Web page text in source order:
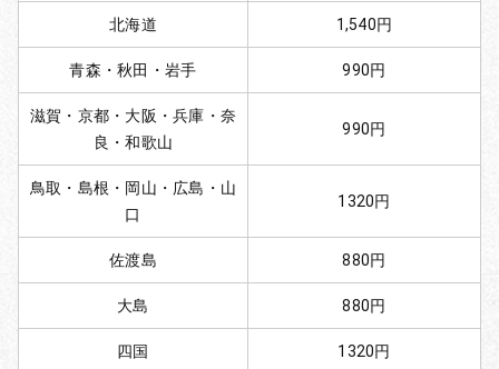
北海道 1,540円
青森・秋田・岩手 990円
滋賀・京都・大阪・兵庫・奈
良・和歌山
990円
鳥取・島根・岡山・広島・山
口
1320円
佐渡島 880円
大島 880円
四国 1320円